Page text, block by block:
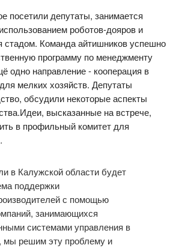
посетили депутаты, занимается
роботов-дояров и
стадом. Команда айтишников успешно
программу по менеджменту
одно направление - кооперация в
мелких хозяйств. Депутаты
обсудили некоторые аспекты
высказанные на встрече,
в профильный комитет для
в Калужской области будет
поддержки
с помощью
занимающихся
системами управления в
мы решим эту проблему и